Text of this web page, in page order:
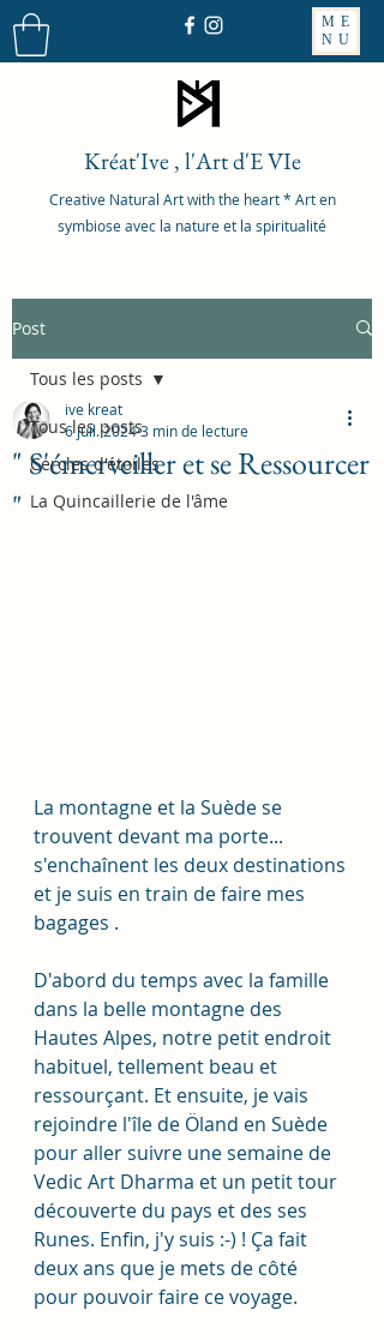
ME
NU
Kréat'Ive , l'Art d'E VIe
Creative Natural Art with the heart * Art en
symbiose avec la nature et la spiritualité
Post
Tous les posts
Cercles d'étoiles
La Quincaillerie de l'âme
Tous les posts
" S'émerveiller et se Ressourcer
"
ive kreat
6 juil. 20243 min de lecture
La montagne et la Suède se
trouvent devant ma porte...
s'enchaînent les deux destinations
et je suis en train de faire mes
bagages .
D'abord du temps avec la famille
dans la belle montagne des
Hautes Alpes, notre petit endroit
habituel, tellement beau et
ressourçant. Et ensuite, je vais
rejoindre l'île de Öland en Suède
pour aller suivre une semaine de
Vedic Art Dharma et un petit tour
découverte du pays et des ses
Runes. Enfin, j'y suis :-) ! Ça fait
deux ans que je mets de côté
pour pouvoir faire ce voyage.